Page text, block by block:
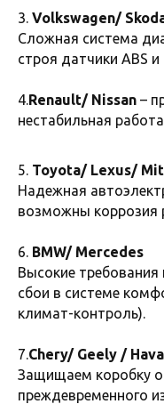
3. Volkswagen/
Сложная система
строя датчики ABS и
4.Renault/ Nissan –
нестабильная
5. Toyota/ Lexus/
Надежная
возможны коррозия
6. BMW/ Mercedes
Высокие
сбои в системе
климат-контроль).
7.Chery/ Geely /
Защищаем коробку
преждевременного
автомобиля могут
к серьезным
не устранить их
автомобиль может не
в самый
потеря заряда и
частой подзарядки
Мигающие или
и риск аварийных
Ошибки на
сбои в электронике,
работа систем
Риск замыкания—
проводка может
к возгоранию.